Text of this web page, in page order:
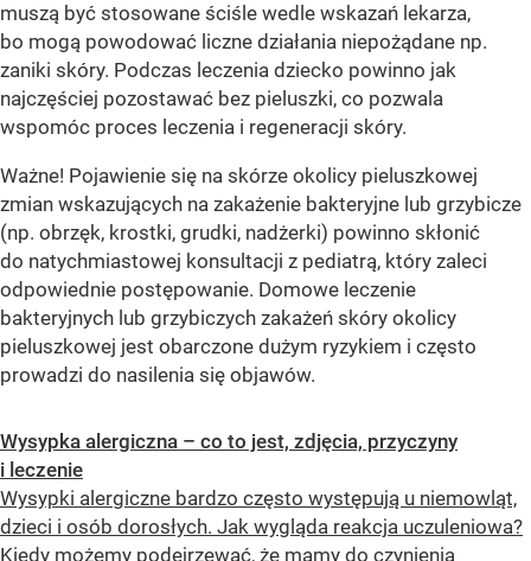
muszą być stosowane ściśle wedle wskazań lekarza,
bo mogą powodować liczne działania niepożądane np.
zaniki skóry. Podczas leczenia dziecko powinno jak
najczęściej pozostawać bez pieluszki, co pozwala
wspomóc proces leczenia i regeneracji skóry.
Ważne! Pojawienie się na skórze okolicy pieluszkowej
zmian wskazujących na zakażenie bakteryjne lub grzybicze
(np. obrzęk, krostki, grudki, nadżerki) powinno skłonić
do natychmiastowej konsultacji z pediatrą, który zaleci
odpowiednie postępowanie. Domowe leczenie
bakteryjnych lub grzybiczych zakażeń skóry okolicy
pieluszkowej jest obarczone dużym ryzykiem i często
prowadzi do nasilenia się objawów.
Wysypka alergiczna – co to jest, zdjęcia, przyczyny
i leczenie
Wysypki alergiczne bardzo często występują u niemowląt,
dzieci i osób dorosłych. Jak wygląda reakcja uczuleniowa?
Kiedy możemy podejrzewać, że mamy do czynienia